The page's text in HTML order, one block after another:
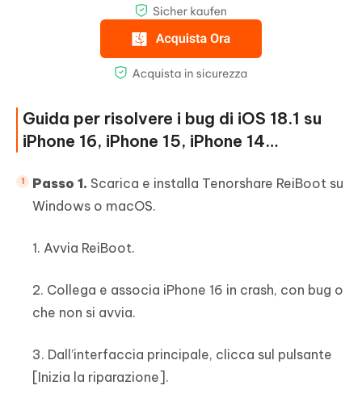
Guida per risolvere i bug di iOS 18.1 su
iPhone 16, iPhone 15, iPhone 14…
Passo 1. Scarica e installa Tenorshare ReiBoot su
Windows o macOS.
1. Avvia ReiBoot.
2. Collega e associa iPhone 16 in crash, con bug o
che non si avvia.
3. Dall’interfaccia principale, clicca sul pulsante
[Inizia la riparazione].